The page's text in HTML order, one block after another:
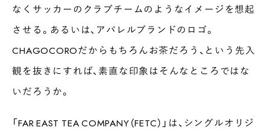
なくサッカーのクラブチームのようなイメージを想起
させる。あるいは、アパレルブランドのロゴ。
CHAGOCOROだからもちろんお茶だろう、という先入
観を抜きにすれば、素直な印象はそんなところではな
いだろうか。
「FAR EAST TEA COMPANY（FETC）」は、シングルオリジ